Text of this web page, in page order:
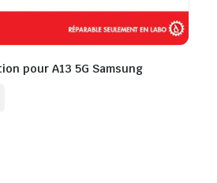
pour A13 5G Samsung